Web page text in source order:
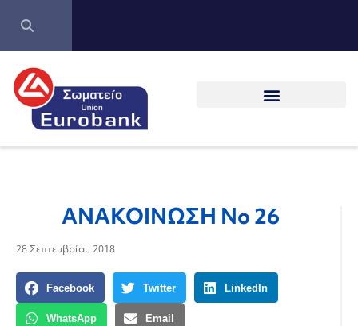
ΑΝΑΚΟΙΝΩΣΗ Νο 26
28 Σεπτεμβρίου 2018
Facebook Twitter LinkedIn
WhatsApp Email